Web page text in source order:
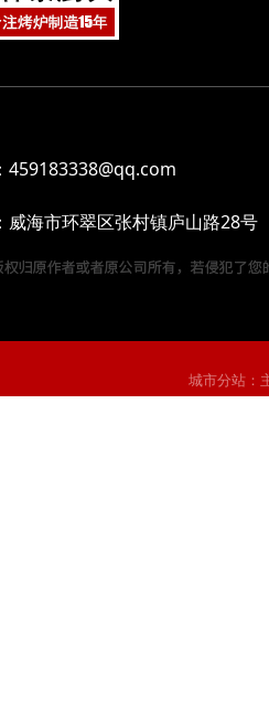
海市环翠区张村镇庐山路28号
城市分站：